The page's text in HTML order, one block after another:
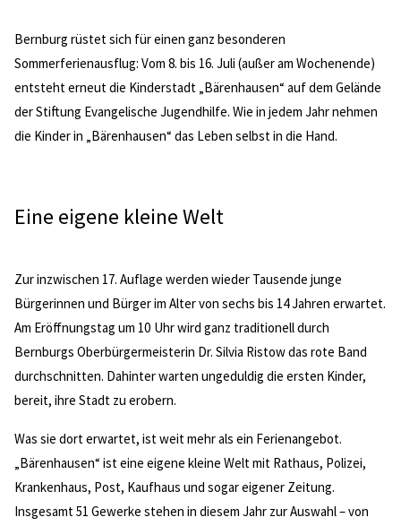
Bernburg rüstet sich für einen ganz besonderen
Sommerferienausflug: Vom 8. bis 16. Juli (außer am Wochenende)
entsteht erneut die Kinderstadt „Bärenhausen“ auf dem Gelände
der Stiftung Evangelische Jugendhilfe. Wie in jedem Jahr nehmen
die Kinder in „Bärenhausen“ das Leben selbst in die Hand.
Eine eigene kleine Welt
Zur inzwischen 17. Auflage werden wieder Tausende junge
Bürgerinnen und Bürger im Alter von sechs bis 14 Jahren erwartet.
Am Eröffnungstag um 10 Uhr wird ganz traditionell durch
Bernburgs Oberbürgermeisterin Dr. Silvia Ristow das rote Band
durchschnitten. Dahinter warten ungeduldig die ersten Kinder,
bereit, ihre Stadt zu erobern.
Was sie dort erwartet, ist weit mehr als ein Ferienangebot.
„Bärenhausen“ ist eine eigene kleine Welt mit Rathaus, Polizei,
Krankenhaus, Post, Kaufhaus und sogar eigener Zeitung.
Insgesamt 51 Gewerke stehen in diesem Jahr zur Auswahl – von